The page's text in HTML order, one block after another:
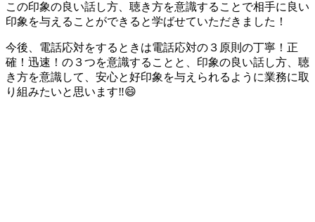
この印象の良い話し方、聴き方を意識することで相手に良い
印象を与えることができると学ばせていただきました！
今後、電話応対をするときは電話応対の３原則の丁寧！正
確！迅速！の３つを意識することと、印象の良い話し方、聴
き方を意識して、安心と好印象を与えられるように業務に取
り組みたいと思います‼️😄